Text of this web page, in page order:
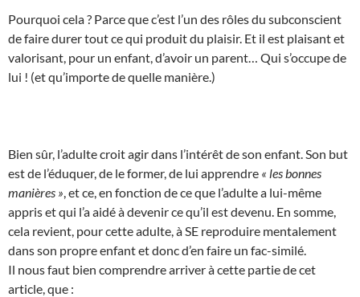
Pourquoi cela ? Parce que c’est l’un des rôles du subconscient
de faire durer tout ce qui produit du plaisir. Et il est plaisant et
valorisant, pour un enfant, d’avoir un parent… Qui s’occupe de
lui ! (et qu’importe de quelle manière.)
Bien sûr, l’adulte croit agir dans l’intérêt de son enfant. Son but
est de l’éduquer, de le former, de lui apprendre « les bonnes
manières » , et ce, en fonction de ce que l’adulte a lui-même
appris et qui l’a aidé à devenir ce qu’il est devenu. En somme,
cela revient, pour cette adulte, à SE reproduire mentalement
dans son propre enfant et donc d’en faire un fac-similé.
Il nous faut bien comprendre arriver à cette partie de cet
article, que :